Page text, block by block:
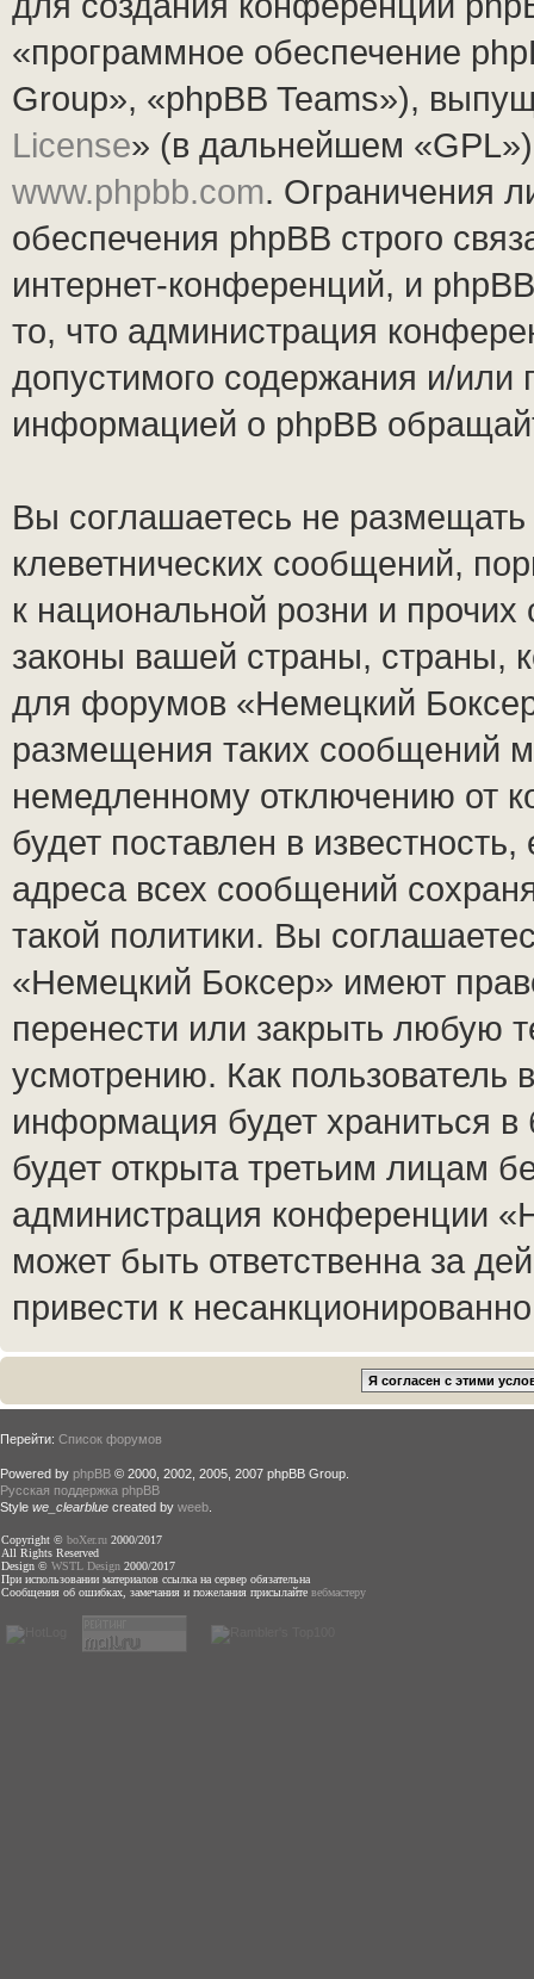
«программное обеспечение
Group», «phpBB Teams»),
License» (в дальнейшем
www.phpbb.com. Ограничения
обеспечения phpBB строго
интернет-конференций, и
то, что администрация
допустимого содержания и/или
информацией о phpBB
Вы соглашаетесь не
клеветнических сообщений,
к национальной розни и
законы вашей страны, страны,
для форумов «Немецкий
размещения таких сообщений
немедленному отключению от
будет поставлен в
адреса всех сообщений
такой политики. Вы
«Немецкий Боксер» имеют
перенести или закрыть любую
усмотрению. Как пользователь
информация будет храниться
будет открыта третьим лицам
администрация конференции
может быть ответственна за
привести к
Перейти: Список форумов
Powered by phpBB © 2000, 2002, 2005, 2007 phpBB Group.
Русская поддержка phpBB
Style we_clearblue created by weeb
Copyright © boXer.ru 2000/2017
All Rights Reserved
Design © WSTL Design 2000/2017
При использовании материалов ссылка на сервер обязательна
Сообщения об ошибках, замечания и пожелания присылайте вебмастеру